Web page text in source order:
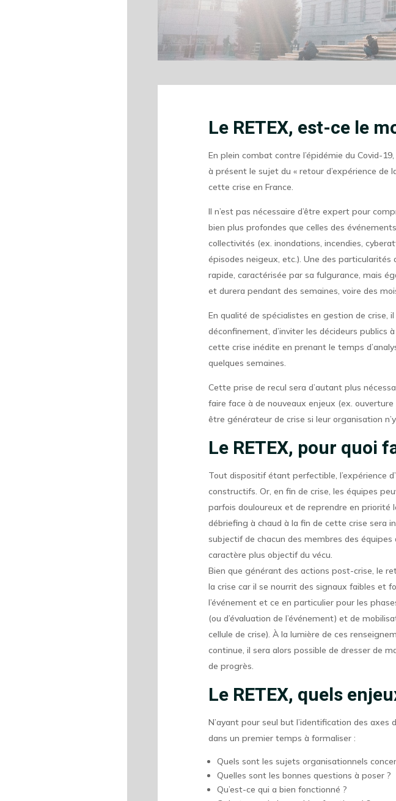
Le RETEX, est-ce le
En plein combat contre l’épidémie du Covid-
à présent le sujet du « retour d’expérience de
cette crise en France.
Il n’est pas nécessaire d’être expert pour
bien plus profondes que celles des
collectivités (ex. inondations, incendies,
épisodes neigeux, etc.). Une des particularités
rapide, caractérisée par sa fulgurance, mais
et durera pendant des semaines, voire des
En qualité de spécialistes en gestion de crise,
déconfinement, d’inviter les décideurs publics
cette crise inédite en prenant le temps
quelques semaines.
Cette prise de recul sera d’autant plus
faire face à de nouveaux enjeux (ex.
être générateur de crise si leur organisation
Le RETEX, pour quoi
Tout dispositif étant perfectible, l’expérience
constructifs. Or, en fin de crise, les équipes
parfois douloureux et de reprendre en priorité
débriefing à chaud à la fin de cette crise sera
subjectif de chacun des membres des
caractère plus objectif du vécu.
Bien que générant des actions post-crise, le
la crise car il se nourrit des signaux faibles et
l’événement et ce en particulier pour les
(ou d’évaluation de l’événement) et de
cellule de crise). À la lumière de ces
continue, il sera alors possible de dresser de
de progrès.
Le RETEX, quels
N’ayant pour seul but l’identification des
dans un premier temps à formaliser :
Quels sont les sujets organisationnels
Quelles sont les bonnes questions à poser ?
Qu’est-ce qui a bien fonctionné ?